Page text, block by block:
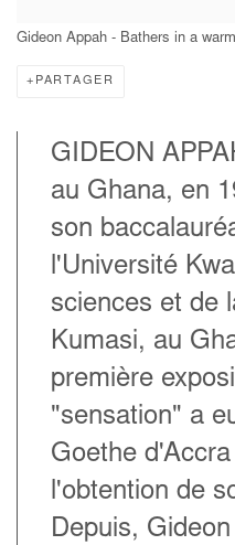
Gideon Appah - Bathers in a
PARTAGER
GIDEON
au Ghana, en
son
l'Université
sciences et de
Kumasi, au
première
"sensation" a
Goethe
l'obtention de
Depuis,